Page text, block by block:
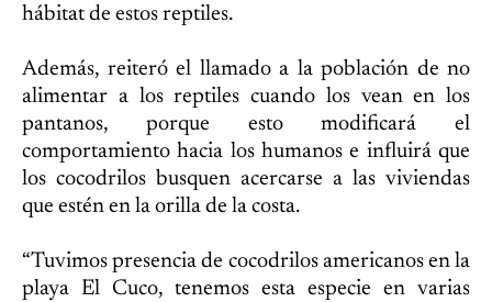
hábitat de estos reptiles.
Además, reiteró el llamado a la población de no
alimentar a los reptiles cuando los vean en los
pantanos, porque esto modificará el
comportamiento hacia los humanos e influirá que
los cocodrilos busquen acercarse a las viviendas
que estén en la orilla de la costa.
“Tuvimos presencia de cocodrilos americanos en la
playa El Cuco, tenemos esta especie en varias